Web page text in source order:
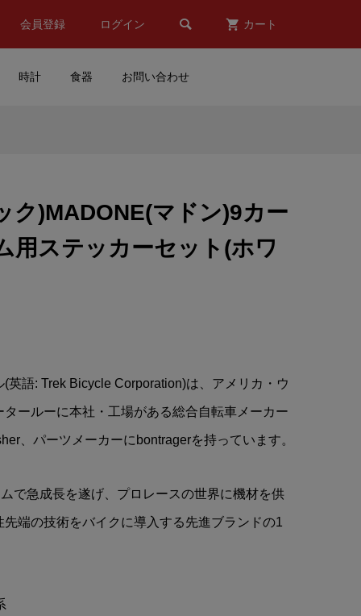
会員登録 ログイン  カート
時計 食器 お問い合わせ
¥1,650 (税込)
TOMICA(トミカ)REALIZE
ル)KTM(ケーティーエム)レー
シングチーム Mosaic Mug...
¥6,216
(税込)
ク)MADONE(マドン)9カー
用ステッカーセット(ホワ
(英語: Trek Bicycle Corporation)は、アメリカ・ウ
タールーに本社・工場がある総合自転車メーカー
、パーツメーカーにbontragerを持っています。
で急成長を遂げ、プロレースの世界に機材を供
端の技術をバイクに導入する先進ブランドの1